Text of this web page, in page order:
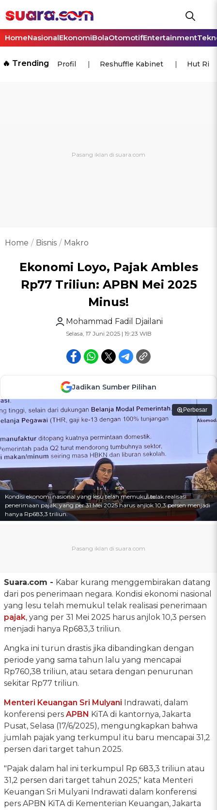
HomeNasionalEkonomiBolaOtomotifEntertainment
🔥 Trending Profil Reshuffle Kabinet Hut Ri
Home Bisnis Makro
Ekonomi Loyo, Pajak Ambles
Rp77 Triliun: APBN Mei 2025
Minus!
Mohammad Fadil Djailani
Selasa, 17 Juni 2025 | 19:23 WIB
Jadikan Sumber Pilihan
Perbesar
Kondisi ekonomi nasional yang lesu telah memukul telak realisasi
penerimaan pajak, yang per 31 Mei 2025 harus anjlok 10,3 persen menjadi
hanya Rp683,3 triliun.
Suara.com - Kabar kurang menggembirakan datang
dari pos penerimaan negara. Kondisi ekonomi nasional
yang lesu telah memukul telak realisasi penerimaan
pajak, yang per 31 Mei 2025 harus anjlok 10,3 persen
menjadi hanya Rp683,3 triliun.
Angka ini turun drastis jika dibandingkan dengan
periode yang sama tahun lalu yang mencapai
Rp760,38 triliun, atau setara dengan penurunan
sekitar Rp77 triliun.
Menteri Keuangan Sri Mulyani Indrawati, dalam
konferensi pers APBN KiTA di kantornya, Jakarta
Pusat, Selasa (17/6/2025), mengungkapkan bahwa
jumlah pajak yang terkumpul itu baru mencapai 31,2
persen dari target tahun 2025.
"Pajak dalam hal ini terkumpul Rp 683,3 triliun atau
31,2 persen dari target tahun 2025," kata Menteri
Keuangan Sri Mulyani Indrawati dalam konferensi
pers APBN KiTA di Kementerian Keuangan, Jakarta